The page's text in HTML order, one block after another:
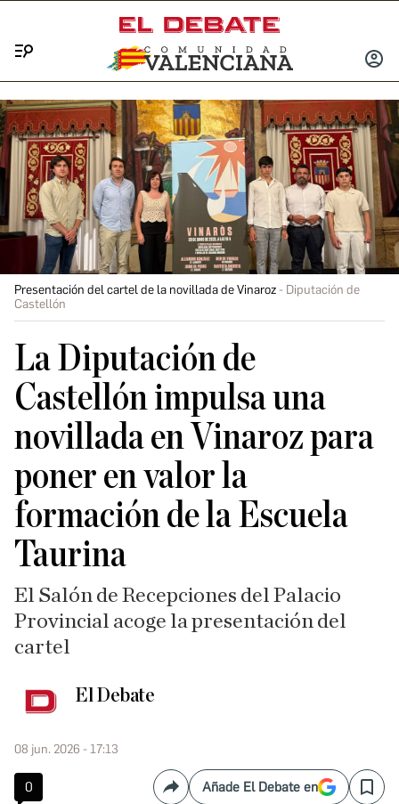
INICIAR
Presentación del cartel de la novillada de Vinaroz
Diputación de
Castellón
La Diputación de
Castellón impulsa una
novillada en Vinaroz para
poner en valor la
formación de la Escuela
Taurina
El Salón de Recepciones del Palacio
Provincial acoge la presentación del
cartel
El Debate
08 jun. 2026 - 17:13
0 CompartirAñade El Debate en Save